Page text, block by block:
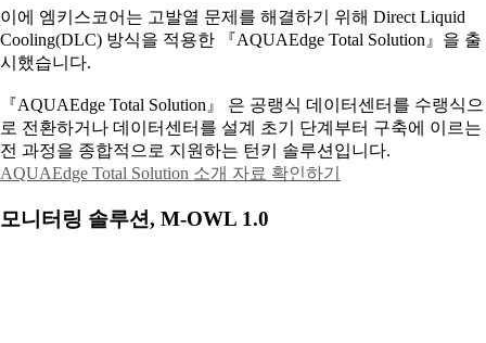
이에 엠키스코어는 고발열 문제를 해결하기 위해 Direct Liquid
Cooling(DLC) 방식을 적용한 『AQUAEdge Total Solution』을 출
시했습니다.
『AQUAEdge Total Solution』 은 공랭식 데이터센터를 수랭식으
로 전환하거나 데이터센터를 설계 초기 단계부터 구축에 이르는
전 과정을 종합적으로 지원하는 턴키 솔루션입니다.
AQUAEdge Total Solution 소개 자료 확인하기
모니터링 솔루션, M-OWL 1.0